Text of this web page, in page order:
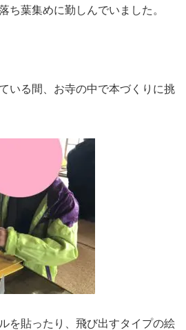
ち葉集めに勤しんでいました。
いる間、お寺の中で本づくりに挑
を貼ったり、飛び出すタイプの絵